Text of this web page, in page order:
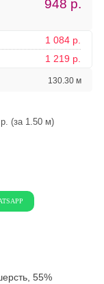
948 р.
1 084 р.
1 219 р.
130.30 м
(за 1.50 м)
55%